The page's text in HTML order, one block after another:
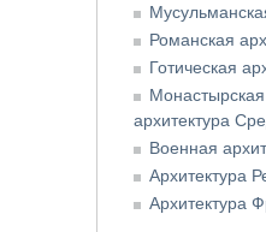
Романская
Готическая
архитектура
Военная
Архитектура
Архитектура